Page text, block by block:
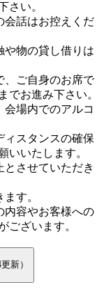
さい。
会話はお控えくだ
や物の貸し借りは
、ご自身のお席で
でお進み下さい。
場内でのアルコ
ィスタンスの確保
いいたします。
させていただき
す。
内容やお客様への
ございます。
新）